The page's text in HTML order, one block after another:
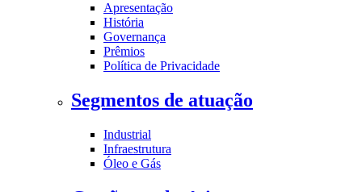
Apresentação
História
Governança
Prêmios
Política de Privacidade
Segmentos de atuação
Industrial
Infraestrutura
Óleo e Gás